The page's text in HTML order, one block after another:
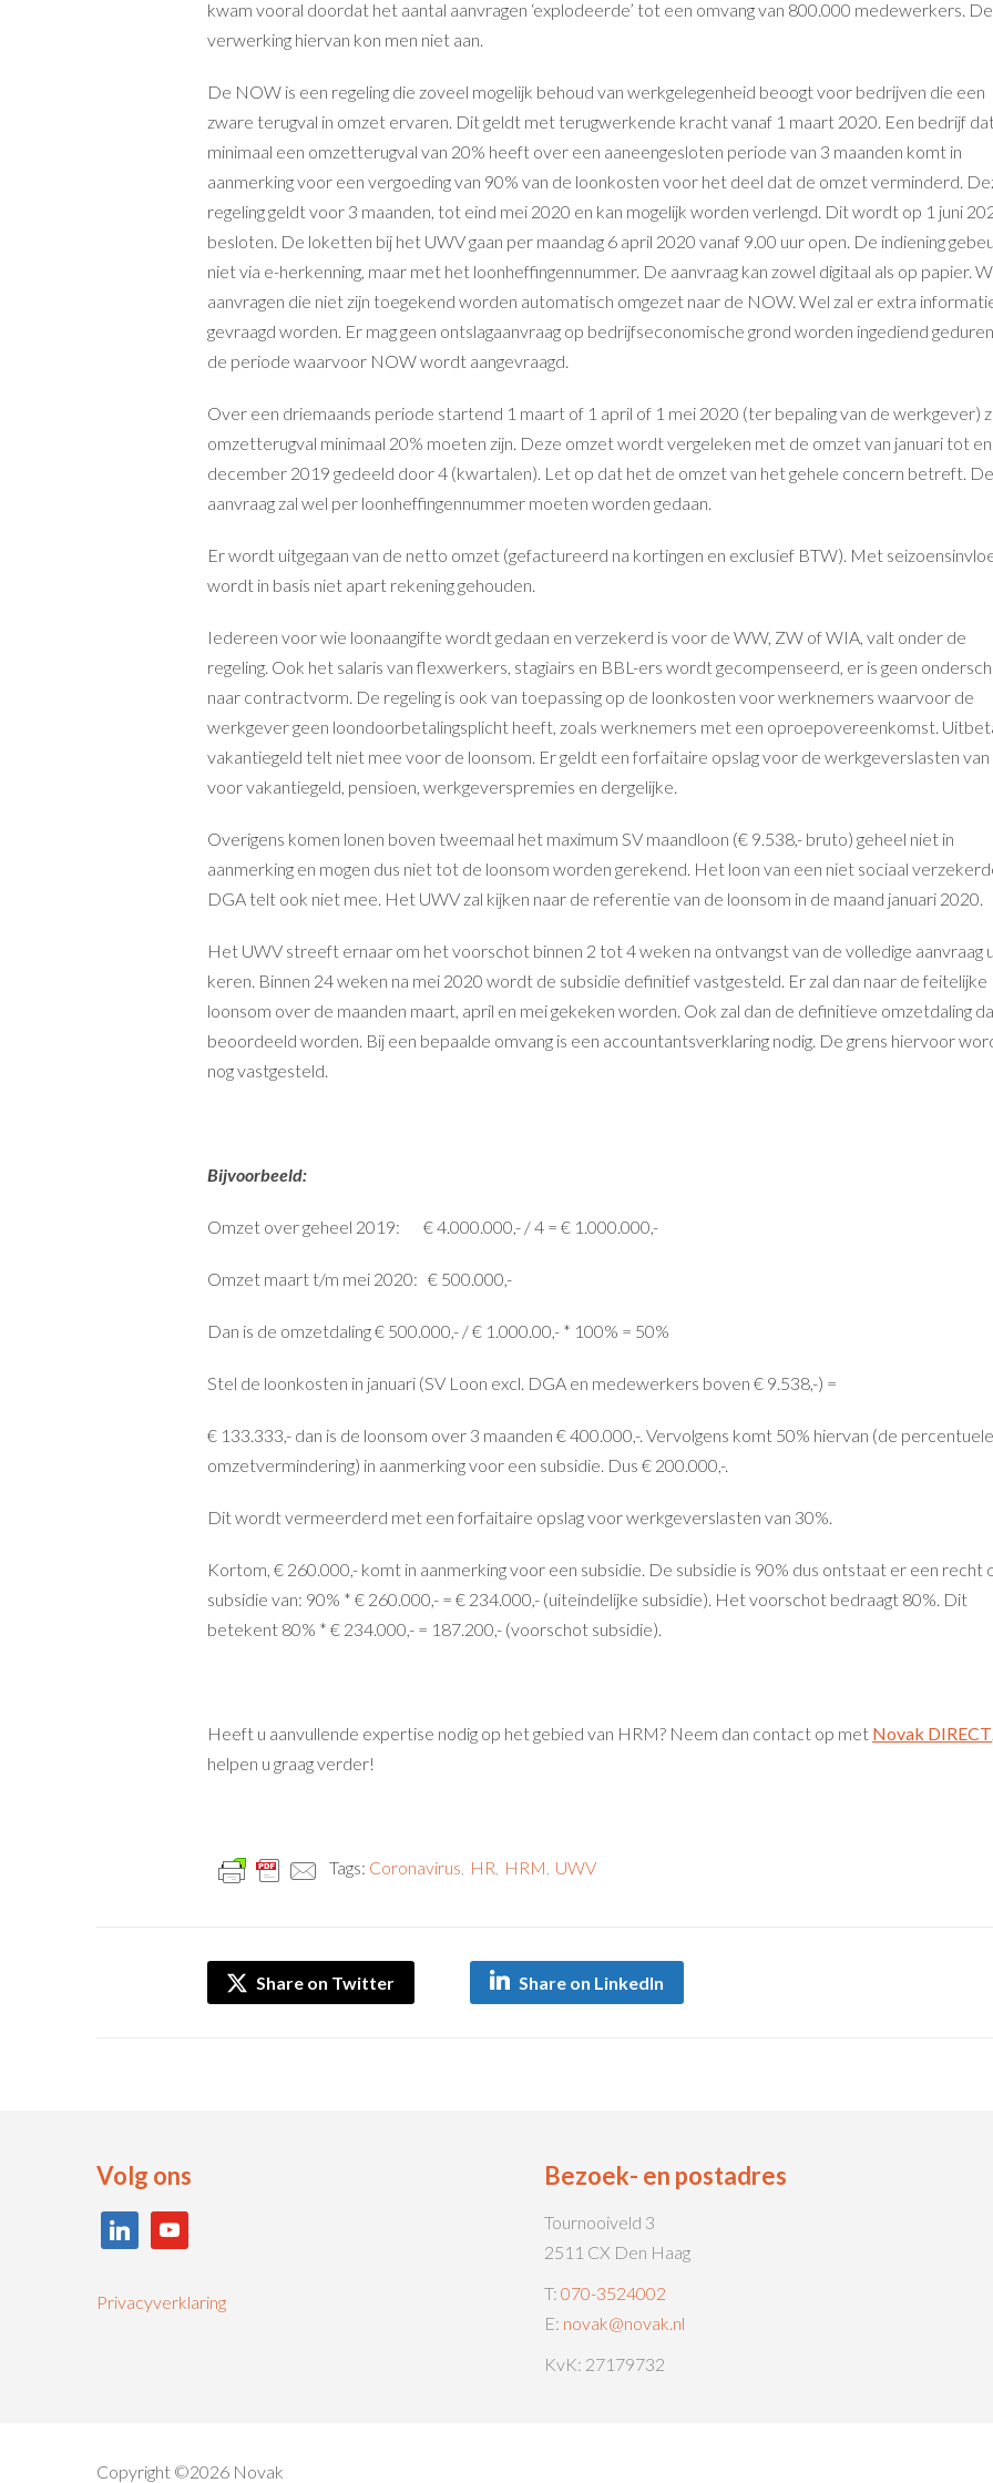
kwam vooral doordat het aantal aanvragen ‘explodeerde’ tot een omvang van 800.000 medewerkers. De
verwerking hiervan kon men niet aan.
De NOW is een regeling die zoveel mogelijk behoud van werkgelegenheid beoogt voor bedrijven die een
zware terugval in omzet ervaren. Dit geldt met terugwerkende kracht vanaf 1 maart 2020. Een bedrijf
minimaal een omzetterugval van 20% heeft over een aaneengesloten periode van 3 maanden komt in
aanmerking voor een vergoeding van 90% van de loonkosten voor het deel dat de omzet verminderd.
regeling geldt voor 3 maanden, tot eind mei 2020 en kan mogelijk worden verlengd. Dit wordt op 1 juni
besloten. De loketten bij het UWV gaan per maandag 6 april 2020 vanaf 9.00 uur open. De indiening
niet via e-herkenning, maar met het loonheffingennummer. De aanvraag kan zowel digitaal als op papier.
aanvragen die niet zijn toegekend worden automatisch omgezet naar de NOW. Wel zal er extra
gevraagd worden. Er mag geen ontslagaanvraag op bedrijfseconomische grond worden ingediend
de periode waarvoor NOW wordt aangevraagd.
Over een driemaands periode startend 1 maart of 1 april of 1 mei 2020 (ter bepaling van de werkgever)
omzetterugval minimaal 20% moeten zijn. Deze omzet wordt vergeleken met de omzet van januari tot
december 2019 gedeeld door 4 (kwartalen). Let op dat het de omzet van het gehele concern betreft. De
aanvraag zal wel per loonheffingennummer moeten worden gedaan.
Er wordt uitgegaan van de netto omzet (gefactureerd na kortingen en exclusief BTW). Met
wordt in basis niet apart rekening gehouden.
Iedereen voor wie loonaangifte wordt gedaan en verzekerd is voor de WW, ZW of WIA, valt onder de
regeling. Ook het salaris van flexwerkers, stagiairs en BBL-ers wordt gecompenseerd, er is geen
naar contractvorm. De regeling is ook van toepassing op de loonkosten voor werknemers waarvoor de
werkgever geen loondoorbetalingsplicht heeft, zoals werknemers met een oproepovereenkomst.
vakantiegeld telt niet mee voor de loonsom. Er geldt een forfaitaire opslag voor de werkgeverslasten van
voor vakantiegeld, pensioen, werkgeverspremies en dergelijke.
Overigens komen lonen boven tweemaal het maximum SV maandloon (€ 9.538,- bruto) geheel niet in
aanmerking en mogen dus niet tot de loonsom worden gerekend. Het loon van een niet sociaal
DGA telt ook niet mee. Het UWV zal kijken naar de referentie van de loonsom in de maand januari 2020.
Het UWV streeft ernaar om het voorschot binnen 2 tot 4 weken na ontvangst van de volledige aanvraag
keren. Binnen 24 weken na mei 2020 wordt de subsidie definitief vastgesteld. Er zal dan naar de feitelijke
loonsom over de maanden maart, april en mei gekeken worden. Ook zal dan de definitieve omzetdaling
beoordeeld worden. Bij een bepaalde omvang is een accountantsverklaring nodig. De grens hiervoor
nog vastgesteld.
Bijvoorbeeld:
Omzet over geheel 2019: € 4.000.000,- / 4 = € 1.000.000,-
Omzet maart t/m mei 2020: € 500.000,-
Dan is de omzetdaling € 500.000,- / € 1.000.00,- * 100% = 50%
Stel de loonkosten in januari (SV Loon excl. DGA en medewerkers boven € 9.538,-) =
€ 133.333,- dan is de loonsom over 3 maanden € 400.000,-. Vervolgens komt 50% hiervan (de percentuele
omzetvermindering) in aanmerking voor een subsidie. Dus € 200.000,-.
Dit wordt vermeerderd met een forfaitaire opslag voor werkgeverslasten van 30%.
Kortom, € 260.000,- komt in aanmerking voor een subsidie. De subsidie is 90% dus ontstaat er een recht
subsidie van: 90% * € 260.000,- = € 234.000,- (uiteindelijke subsidie). Het voorschot bedraagt 80%. Dit
betekent 80% * € 234.000,- = 187.200,- (voorschot subsidie).
Heeft u aanvullende expertise nodig op het gebied van HRM? Neem dan contact op met Novak DIRECT
helpen u graag verder!
Tags: Coronavirus HR HRM UWV
Share on Twitter Share on LinkedIn
Volg ons
linkedin youtube
Privacyverklaring
Bezoek- en postadres
Tournooiveld 3
2511 CX Den Haag
T: 070-3524002
E: novak@novak.nl
KvK: 27179732
Copyright ©2026 Novak